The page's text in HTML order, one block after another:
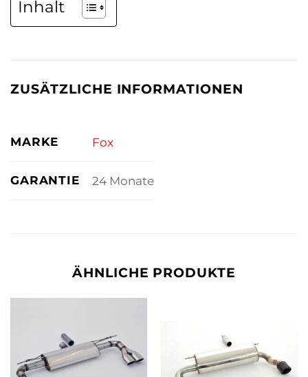
Inhalt
ZUSÄTZLICHE INFORMATIONEN
MARKE Fox
GARANTIE 24 Monate
ÄHNLICHE PRODUKTE